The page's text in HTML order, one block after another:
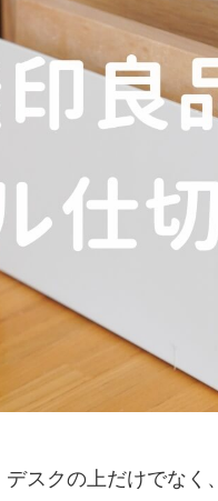
スクの上だけでなく